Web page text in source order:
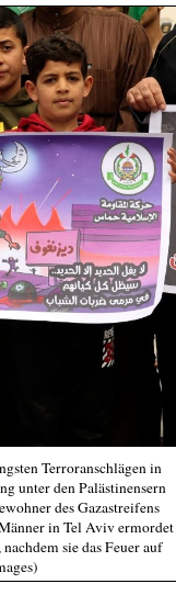
Terroranschlägen in
unter den Palästinensern
des Gazastreifens
in Tel Aviv ermordet
sie das Feuer auf